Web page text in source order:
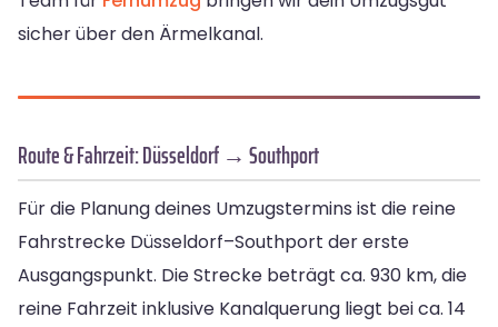
sicher über den Ärmelkanal.
Route & Fahrzeit: Düsseldorf → Southport
Für die Planung deines Umzugstermins ist die reine
Fahrstrecke Düsseldorf–Southport der erste
Ausgangspunkt. Die Strecke beträgt ca. 930 km, die
reine Fahrzeit inklusive Kanalquerung liegt bei ca. 14